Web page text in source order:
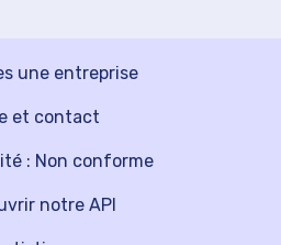
une entreprise
notre API
et contact
: Non conforme